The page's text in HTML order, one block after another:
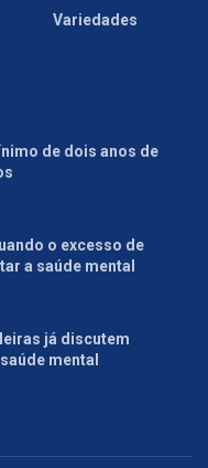
Variedades
de dois anos de
o excesso de
a saúde mental
já discutem
mental